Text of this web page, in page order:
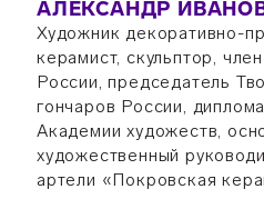
АЛЕКСАНДР
Художник декоративно-
керамист, скульптор,
России, председатель
гончаров России,
Академии художеств,
художественный
артели «Покровская